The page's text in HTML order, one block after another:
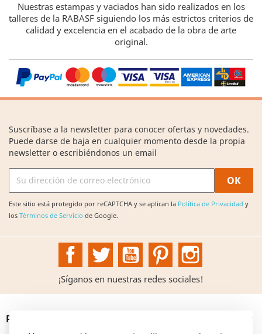
Nuestras estampas y vaciados han sido realizados en los
talleres de la RABASF siguiendo los más estrictos criterios de
calidad y excelencia en el acabado de la obra de arte
original.
Suscríbase a la newsletter para conocer ofertas y novedades.
Puede darse de baja en cualquier momento desde la propia
newsletter o escribiéndonos un email
Este sitio está protegido por reCAPTCHA y se aplican la Política de Privacidad y
los Términos de Servicio de Google.
FacebookTwitter YouTubePinterest
¡Síganos en nuestras redes sociales!
PRODUCTOS 